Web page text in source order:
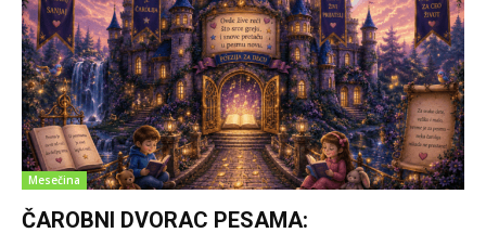
Mesečina
ČAROBNI DVORAC PESAMA: